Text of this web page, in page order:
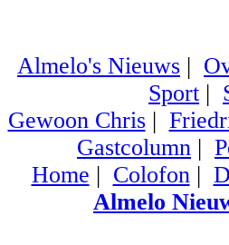
Almelo's Nieuws |
Sport |
Gewoon Chris|
Gastcolumn |
Home | Colofon|
Almelo